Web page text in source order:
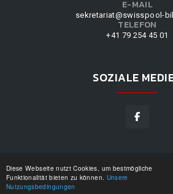
Diese Webseite nutzt Cookies, um bestmögliche
Funktionalität bieten zu können. Unsere
Nutzungsbedingungen
E-MAIL
sekretariat@swisspool-
TELEFON
+41 79 254 45 01
SOZIALE
SWISSPOOL©2026|DESIGN BY